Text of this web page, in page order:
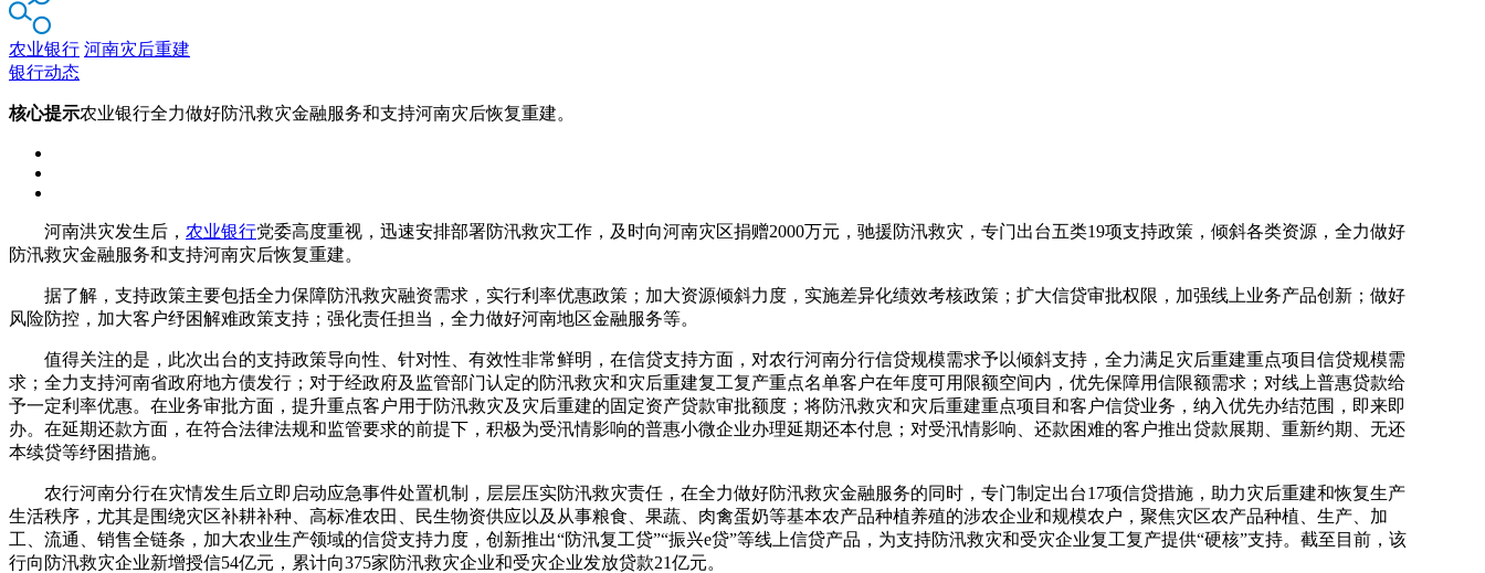
农业银行 河南灾后重建
银行动态
核心提示农业银行全力做好防汛救灾金融服务和支持河南灾后恢复重建。
河南洪灾发生后， 农业银行党委高度重视，迅速安排部署防汛救灾工作，及时向河南灾区捐赠2000万元，驰援防汛救灾，专门出台五类19项支持政策，倾斜各类资源，全力做好
防汛救灾金融服务和支持河南灾后恢复重建。
据了解，支持政策主要包括全力保障防汛救灾融资需求，实行利率优惠政策；加大资源倾斜力度，实施差异化绩效考核政策；扩大信贷审批权限，加强线上业务产品创新；做好
风险防控，加大客户纾困解难政策支持；强化责任担当，全力做好河南地区金融服务等。
值得关注的是，此次出台的支持政策导向性、针对性、有效性非常鲜明，在信贷支持方面，对农行河南分行信贷规模需求予以倾斜支持，全力满足灾后重建重点项目信贷规模需
求；全力支持河南省政府地方债发行；对于经政府及监管部门认定的防汛救灾和灾后重建复工复产重点名单客户在年度可用限额空间内，优先保障用信限额需求；对线上普惠贷款给
予一定利率优惠。在业务审批方面，提升重点客户用于防汛救灾及灾后重建的固定资产贷款审批额度；将防汛救灾和灾后重建重点项目和客户信贷业务，纳入优先办结范围，即来即
办。在延期还款方面，在符合法律法规和监管要求的前提下，积极为受汛情影响的普惠小微企业办理延期还本付息；对受汛情影响、还款困难的客户推出贷款展期、重新约期、无还
本续贷等纾困措施。
农行河南分行在灾情发生后立即启动应急事件处置机制，层层压实防汛救灾责任，在全力做好防汛救灾金融服务的同时，专门制定出台17项信贷措施，助力灾后重建和恢复生产
生活秩序，尤其是围绕灾区补耕补种、高标准农田、民生物资供应以及从事粮食、果蔬、肉禽蛋奶等基本农产品种植养殖的涉农企业和规模农户，聚焦灾区农产品种植、生产、加
工、流通、销售全链条，加大农业生产领域的信贷支持力度，创新推出“防汛复工贷”“振兴e贷”等线上信贷产品，为支持防汛救灾和受灾企业复工复产提供“硬核”支持。截至目前，该
行向防汛救灾企业新增授信54亿元，累计向375家防汛救灾企业和受灾企业发放贷款21亿元。